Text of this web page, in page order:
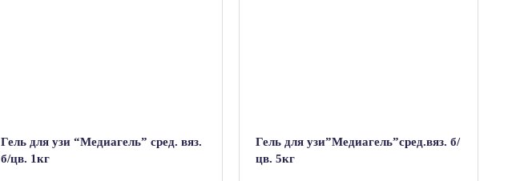
Гель для узи “Медиагель” сред. вяз.
б/цв. 1кг
Гель для узи”Медиагель”сред.вяз. б/
цв. 5кг